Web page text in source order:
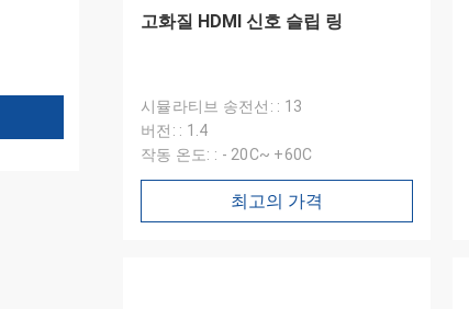
고화질 HDMI 신호 슬립 링
시뮬라티브 송전선: : 13
버전: : 1.4
작동 온도: : - 20C~ +60C
최고의 가격